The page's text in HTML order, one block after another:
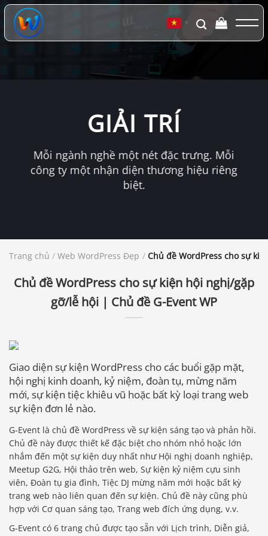
Chuyển
đến
dung
▼
GIẢI TRÍ
Mỗi ngành nghề một nét đặc trưng. Mỗi
công ty một nhận diện thương hiệu riêng
biệt.
Trang chủ / Web WordPress Đẹp / Chủ đề WordPress cho sự
Chủ đề WordPress cho sự kiện hội nghị/gặp
gỡ/lễ hội | Chủ đề G-Event WP
Giao diện sự kiện WordPress cho các buổi gặp mặt,
hội nghị kinh doanh, kỷ niệm, đoàn tụ, mừng năm
mới, sự kiện tiệc khiêu vũ hoặc bất kỳ loại trang web
sự kiện đơn lẻ nào.
G-Event là chủ đề WordPress về sự kiện sáng tạo và phản hồi.
Chủ đề này được thiết kế đặc biệt cho nhóm nhỏ hoặc lớn
nhắm đến một sự kiện duy nhất như Hội nghị doanh nghiệp,
Meetup G2G, Hội thảo trên web, Sự kiện kỷ niệm cựu sinh
viên, Đoàn tụ gia đình, Tiệc DJ mừng năm mới hoặc bất kỳ
trang web nào liên quan đến sự kiện. Chủ đề này cũng phù
hợp với Cơ quan sáng tạo, Trang web đích ứng dụng, v.v.
G-Event có 6 trang chủ được tạo sẵn với Lịch trình, Diễn giả,